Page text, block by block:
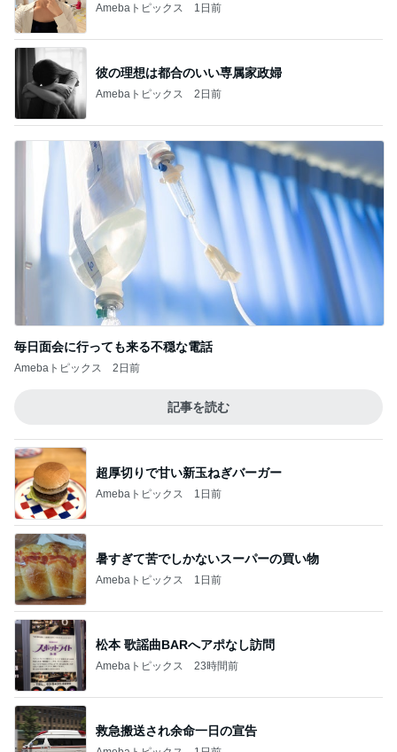
Amebaトピックス 1日前
彼の理想は都合のいい専属家政婦
Amebaトピックス 2日前
毎日面会に行っても来る不穏な電話
Amebaトピックス 2日前
記事を読む
超厚切りで甘い新玉ねぎバーガー
Amebaトピックス 1日前
暑すぎて苦でしかないスーパーの買い物
Amebaトピックス 1日前
松本 歌謡曲BARへアポなし訪問
Amebaトピックス 23時間前
救急搬送され余命一日の宣告